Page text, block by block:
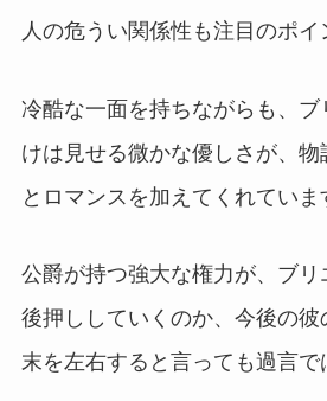
人の危うい関係性も注目のポイ
冷酷な一面を持ちながらも、
けは見せる微かな優しさが、
とロマンスを加えてくれていま
公爵が持つ強大な権力が、ブリ
後押ししていくのか、今後の
末を左右すると言っても過言で